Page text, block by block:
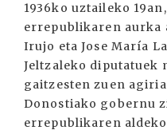
1936ko uztaileko
errepublikaren aurka
Irujo eta Jose María
Jeltzaleko diputatuek
gaitzesten zuen
Donostiako gobernu
errepublikaren